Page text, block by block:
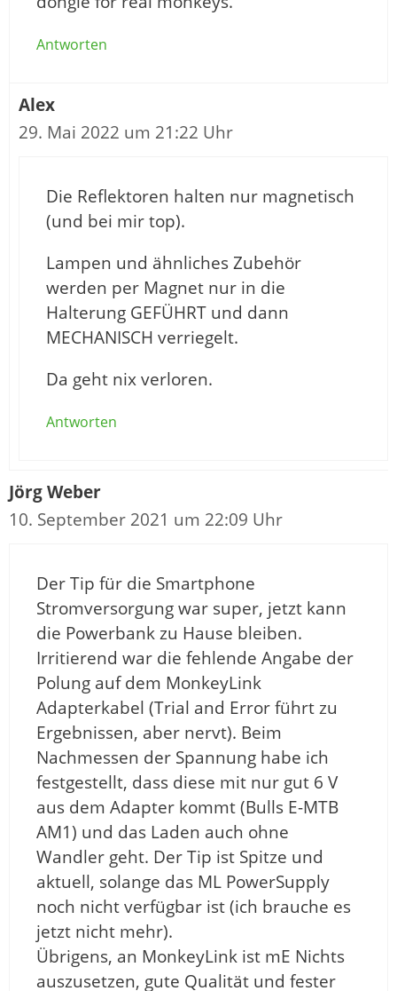
Antworten
Alex
29. Mai 2022 um 21:22 Uhr
Die Reflektoren halten nur magnetisch
(und bei mir top).
Lampen und ähnliches Zubehör
werden per Magnet nur in die
Halterung GEFÜHRT und dann
MECHANISCH verriegelt.
Da geht nix verloren.
Antworten
Jörg Weber
10. September 2021 um 22:09 Uhr
Der Tip für die Smartphone
Stromversorgung war super, jetzt kann
die Powerbank zu Hause bleiben.
Irritierend war die fehlende Angabe der
Polung auf dem MonkeyLink
Adapterkabel (Trial and Error führt zu
Ergebnissen, aber nervt). Beim
Nachmessen der Spannung habe ich
festgestellt, dass diese mit nur gut 6 V
aus dem Adapter kommt (Bulls E-MTB
AM1) und das Laden auch ohne
Wandler geht. Der Tip ist Spitze und
aktuell, solange das ML PowerSupply
noch nicht verfügbar ist (ich brauche es
jetzt nicht mehr).
Übrigens, an MonkeyLink ist mE Nichts
auszusetzen, gute Qualität und fester